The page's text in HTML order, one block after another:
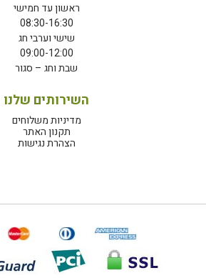
ראשון עד חמישי
08:30-16:30
שישי וערבי חג
09:00-12:00
שבת וחג – סגור
השירותים שלנו
מדיניות משלוחים
תקנון האתר
הצהרת נגישות